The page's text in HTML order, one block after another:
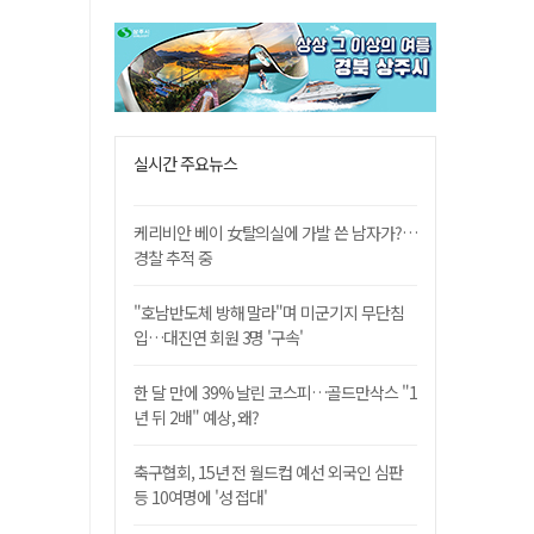
실시간 주요뉴스
케리비안 베이 女탈의실에 가발 쓴 남자가?…
경찰 추적 중
"호남반도체 방해 말라"며 미군기지 무단침
입…대진연 회원 3명 '구속'
한 달 만에 39% 날린 코스피…골드만삭스 "1
년 뒤 2배" 예상, 왜?
축구협회, 15년 전 월드컵 예선 외국인 심판
등 10여명에 '성 접대'